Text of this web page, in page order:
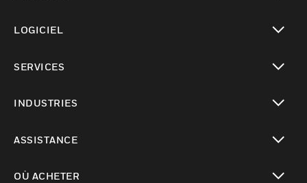
LOGICIEL
SERVICES
INDUSTRIES
ASSISTANCE
OÙ ACHETER